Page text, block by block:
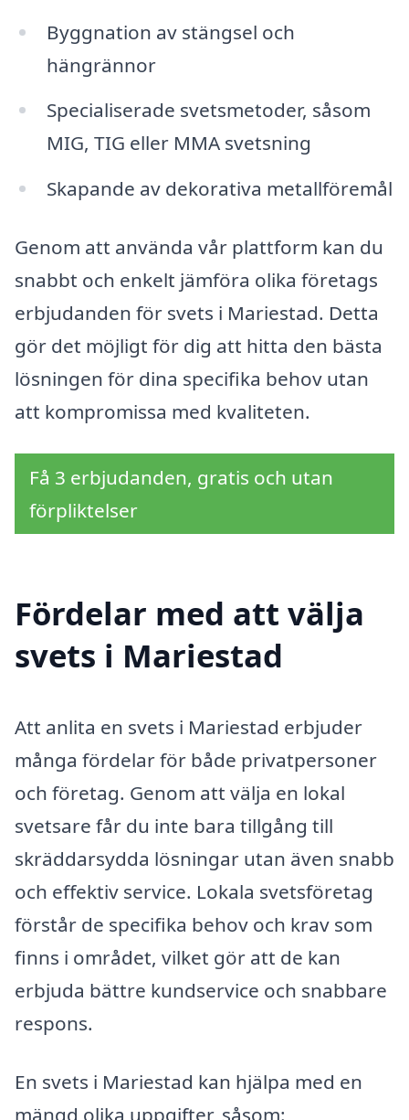
Byggnation av stängsel och
hängrännor
Specialiserade svetsmetoder, såsom
MIG, TIG eller MMA svetsning
Skapande av dekorativa metallföremål
Genom att använda vår plattform kan du
snabbt och enkelt jämföra olika företags
erbjudanden för svets i Mariestad. Detta
gör det möjligt för dig att hitta den bästa
lösningen för dina specifika behov utan
att kompromissa med kvaliteten.
Få 3 erbjudanden, gratis och utan
förpliktelser
Fördelar med att välja
svets i Mariestad
Att anlita en svets i Mariestad erbjuder
många fördelar för både privatpersoner
och företag. Genom att välja en lokal
svetsare får du inte bara tillgång till
skräddarsydda lösningar utan även snabb
och effektiv service. Lokala svetsföretag
förstår de specifika behov och krav som
finns i området, vilket gör att de kan
erbjuda bättre kundservice och snabbare
respons.
En svets i Mariestad kan hjälpa med en
mängd olika uppgifter, såsom: